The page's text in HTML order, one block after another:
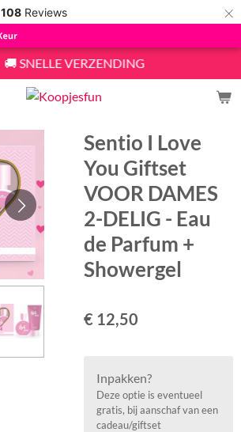
108 Reviews ×
🚚 SNELLE VERZENDING
Sentio I Love
You Giftset
VOOR DAMES
2-DELIG - Eau
de Parfum +
Showergel
€ 12,50
Inpakken?
Deze optie is eventueel
gratis, bij aanschaf van een
cadeau/giftset